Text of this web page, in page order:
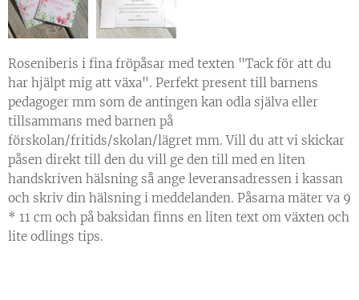
Roseniberis i fina fröpåsar med texten "Tack för att du
har hjälpt mig att växa". Perfekt present till barnens
pedagoger mm som de antingen kan odla själva eller
tillsammans med barnen på
förskolan/fritids/skolan/lägret mm. Vill du att vi skickar
påsen direkt till den du vill ge den till med en liten
handskriven hälsning så ange leveransadressen i kassan
och skriv din hälsning i meddelanden. Påsarna mäter va 9
* 11 cm och på baksidan finns en liten text om växten och
lite odlings tips.